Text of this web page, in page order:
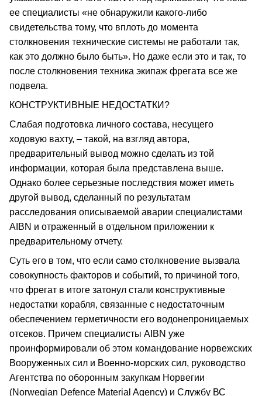
ее специалисты «не обнаружили какого-либо
свидетельства тому, что вплоть до момента
столкновения технические системы не работали так,
как это должно было быть». Но даже если это и так, то
после столкновения техника экипаж фрегата все же
подвела.
КОНСТРУКТИВНЫЕ НЕДОСТАТКИ?
Слабая подготовка личного состава, несущего
ходовую вахту, – такой, на взгляд автора,
предварительный вывод можно сделать из той
информации, которая была представлена выше.
Однако более серьезные последствия может иметь
другой вывод, сделанный по результатам
расследования описываемой аварии специалистами
AIBN и отраженный в отдельном приложении к
предварительному отчету.
Суть его в том, что если само столкновение вызвала
совокупность факторов и событий, то причиной того,
что фрегат в итоге затонул стали конструктивные
недостатки корабля, связанные с недостаточным
обеспечением герметичности его водонепроницаемых
отсеков. Причем специалисты AIBN уже
проинформировали об этом командование норвежских
Вооруженных сил и Военно-морских сил, руководство
Агентства по оборонным закупкам Норвегии
(Norwegian Defence Material Agency) и Службу ВС